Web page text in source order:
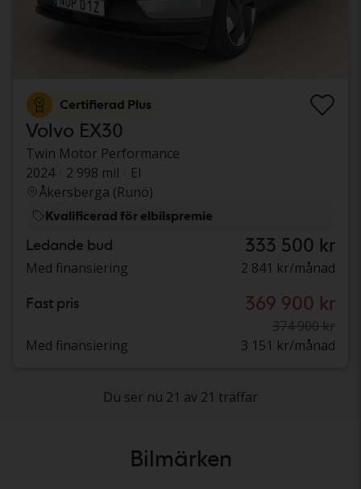
Certifierad Plus
Volvo EX30
Twin Motor Performance
2024
2 998 mil
El
Åkersberga (Runö)
Kvalificerad för elbilspremie
Ledande bud 333 500 kr
Med finansiering 2 841 kr/månad
Fast pris 369 900 kr
374 900 kr
Med finansiering
3 151 kr/månad
Du ser nu 21 av 21 träffar
Bilmärken